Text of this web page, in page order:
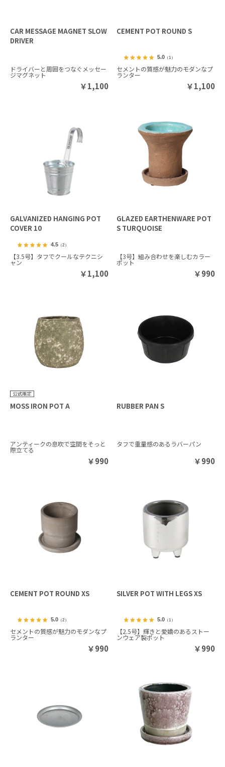
CAR MESSAGE MAGNET SLOW
DRIVER
ドライバーと周囲をつなぐメッセー
ジマグネット
￥1,100
CEMENT POT ROUND S
5.0 （1）
セメントの質感が魅力のモダンなプ
ランター
￥1,100
GALVANIZED HANGING POT
COVER 10
4.5（2）
【3.5号】タフでクールなテクニシ
ャン
￥1,100
GLAZED EARTHENWARE POT
S TURQUOISE
【3号】組み合わせを楽しむカラー
ポット
￥990
MOSS IRON POT A
アンティークの息吹で空間をそっと
際立てる
￥990
RUBBER PAN S
タフで重量感のあるラバーパン
￥990
CEMENT POT ROUND XS
5.0（2）
セメントの質感が魅力のモダンなプ
ランター
￥990
SILVER POT WITH LEGS XS
5.0 （1）
【2.5号】輝きと愛嬌のあるストー
ンウェア製ポット
￥990